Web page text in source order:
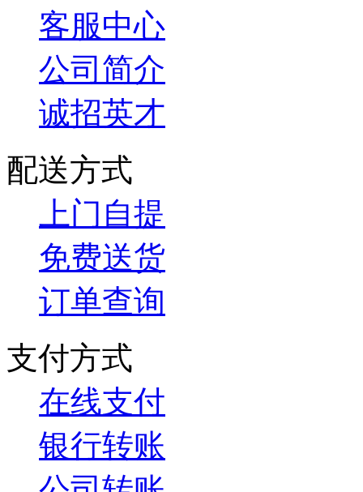
客服中心
公司简介
诚招英才
配送方式
上门自提
免费送货
订单查询
支付方式
在线支付
银行转账